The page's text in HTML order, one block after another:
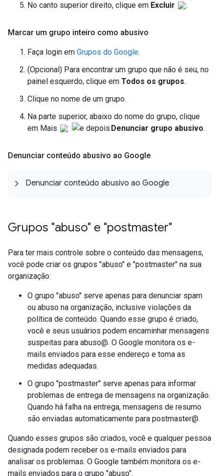
No canto superior direito, clique em Excluir .
Marcar um grupo inteiro como abusivo
Faça login em Grupos do Google.
(Opcional) Para encontrar um grupo que não é seu, no
painel esquerdo, clique em Todos os grupos.
Clique no nome de um grupo.
Na parte superior, abaixo do nome do grupo, clique
em Mais
Denunciar grupo abusivo.
Denunciar conteúdo abusivo ao Google
Denunciar conteúdo abusivo ao Google
Grupos "abuso" e "postmaster"
Para ter mais controle sobre o conteúdo das mensagens,
você pode criar os grupos "abuso" e "postmaster" na sua
organização:
O grupo "abuso" serve apenas para denunciar spam
ou abuso na organização, inclusive violações da
política de conteúdo. Quando esse grupo é criado,
você e seus usuários podem encaminhar mensagens
suspeitas para abuso@. O Google monitora os e-
mails enviados para esse endereço e toma as
medidas adequadas.
O grupo "postmaster" serve apenas para informar
problemas de entrega de mensagens na organização.
Quando há falha na entrega, mensagens de resumo
são enviadas automaticamente para postmaster@.
Quando esses grupos são criados, você e qualquer pessoa
designada podem receber os e-mails enviados para
analisar os problemas. O Google também monitora os e-
mails enviados para o grupo "abuso".